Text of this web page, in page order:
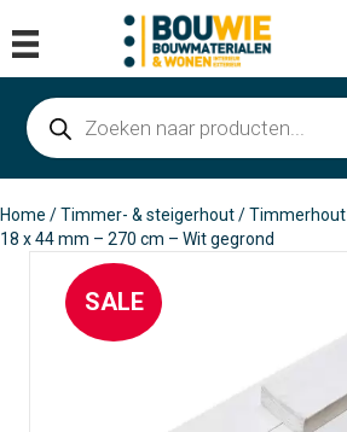
Producten
zoeken
Home /Timmer- & steigerhout/Timmerhout
18 x 44 mm – 270 cm – Wit gegrond
SALE